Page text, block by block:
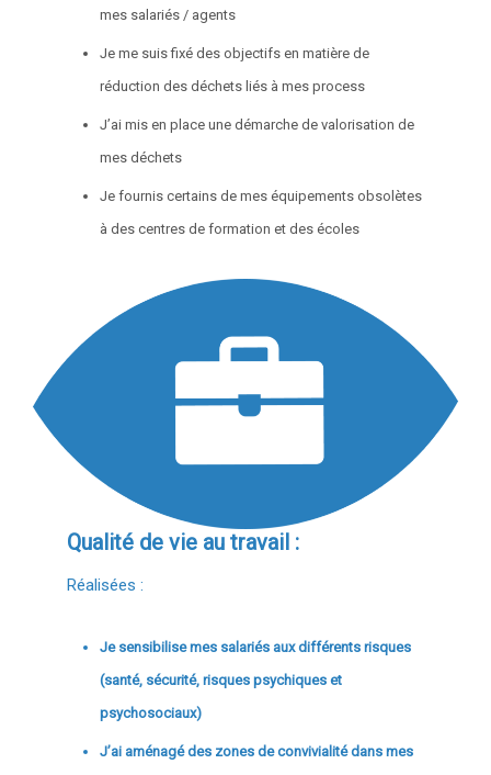
mes salariés / agents
Je me suis fixé des objectifs en matière de
réduction des déchets liés à mes process
J’ai mis en place une démarche de valorisation de
mes déchets
Je fournis certains de mes équipements obsolètes
à des centres de formation et des écoles
Qualité de vie au travail :
Réalisées :
Je sensibilise mes salariés aux différents risques
(santé, sécurité, risques psychiques et
psychosociaux)
J’ai aménagé des zones de convivialité dans mes